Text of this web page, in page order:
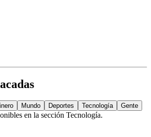
Mundo Deportes Tecnología Gente
en la sección Tecnología.